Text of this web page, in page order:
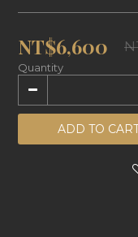
NT$6,600
Quantity
ADD TO